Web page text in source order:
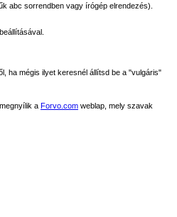
abc sorrendben vagy írógép elrendezés).
ha mégis ilyet keresnél állítsd be a "vulgáris"
a Forvo.com weblap, mely szavak